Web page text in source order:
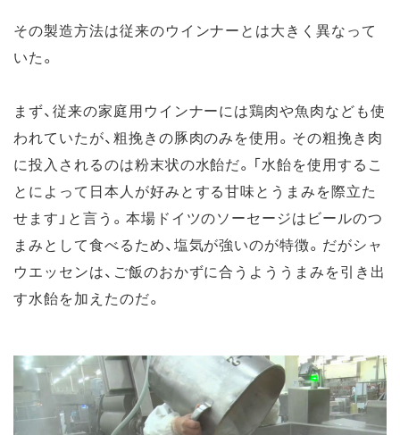
その製造方法は従来のウインナーとは大きく異なって
いた。
まず、従来の家庭用ウインナーには鶏肉や魚肉なども使
われていたが、粗挽きの豚肉のみを使用。その粗挽き肉
に投入されるのは粉末状の水飴だ。「水飴を使用するこ
とによって日本人が好みとする甘味とうまみを際立た
せます」と言う。本場ドイツのソーセージはビールのつ
まみとして食べるため、塩気が強いのが特徴。だがシャ
ウエッセンは、ご飯のおかずに合うよううまみを引き出
す水飴を加えたのだ。